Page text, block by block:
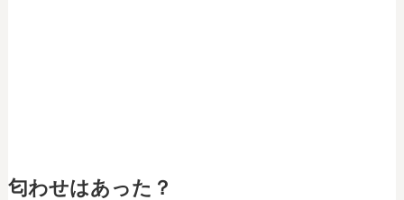
匂わせはあった？